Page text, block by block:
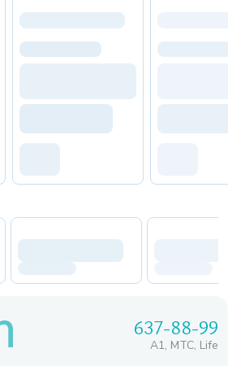
637-88-99
A1, МТС, Life